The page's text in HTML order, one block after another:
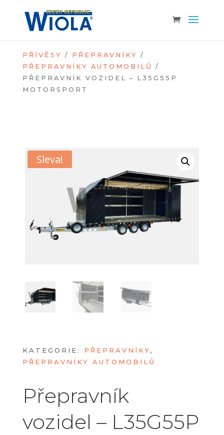
PŘÍVĚSY / PŘEPRAVNÍKY /
PŘEPRAVNÍKY AUTOMOBILŮ
/
PŘEPRAVNÍK VOZIDEL – L35G55P
MOTORSPORT
Sleva!
KATEGORIE: PŘEPRAVNÍKY,
PŘEPRAVNÍKY AUTOMOBILŮ
Přepravník
vozidel – L35G55P